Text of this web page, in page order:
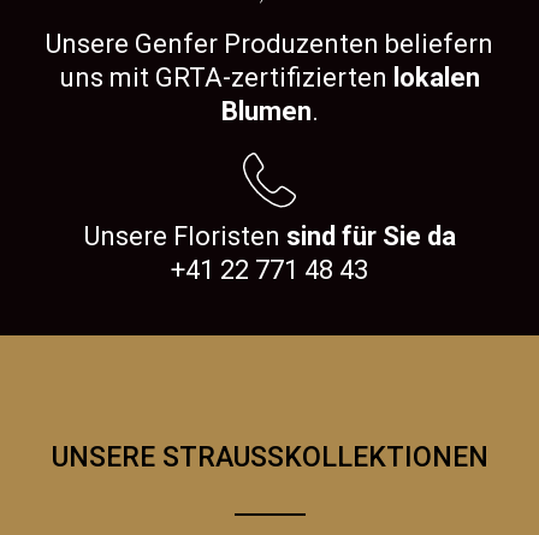
Unsere Genfer Produzenten beliefern
uns mit GRTA-zertifizierten lokalen
Blumen.
Unsere Floristen sind für Sie da
+41 22 771 48 43
UNSERE STRAUSSKOLLEKTIONEN